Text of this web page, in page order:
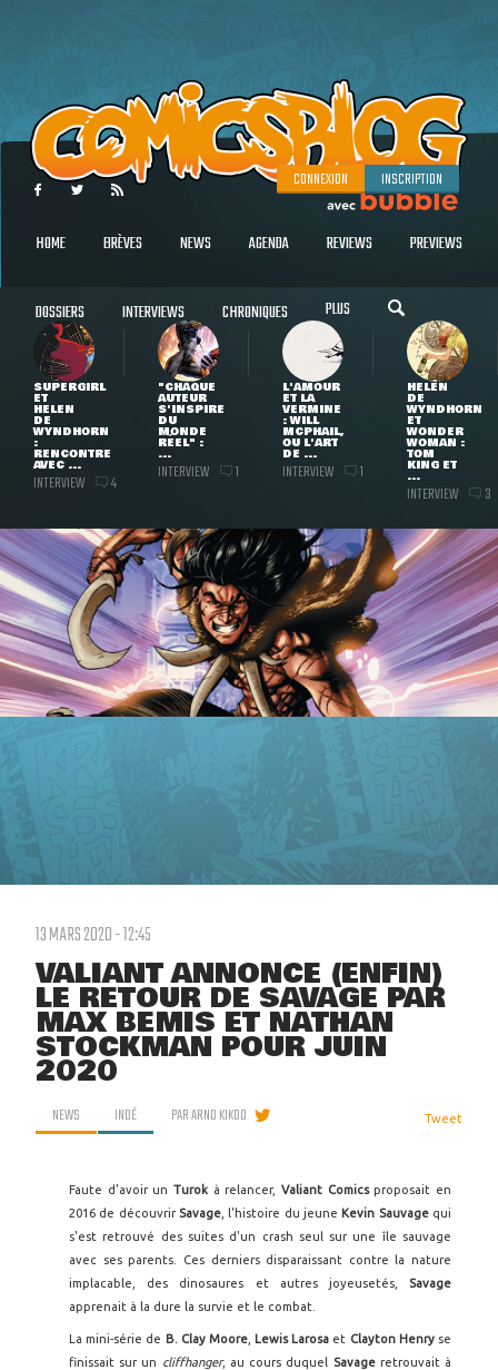
CONNEXION INSCRIPTION
HOME BRÈVES NEWS AGENDA REVIEWS PREVIEWS
DOSSIERS INTERVIEWS CHRONIQUES PLUS
SUPERGIRL
ET
HELEN
DE
WYNDHORN
:
RENCONTRE
AVEC ...
INTERVIEW 4
"CHAQUE
AUTEUR
S'INSPIRE
DU
MONDE
RÉEL" :
...
INTERVIEW 1
L'AMOUR
ET LA
VERMINE
: WILL
MCPHAIL,
OU L'ART
DE ...
INTERVIEW 1
HELEN
DE
WYNDHORN
ET
WONDER
WOMAN :
TOM
KING ET
...
INTERVIEW 3
13 MARS 2020 - 12:45
VALIANT ANNONCE (ENFIN)
LE RETOUR DE SAVAGE PAR
MAX BEMIS ET NATHAN
STOCKMAN POUR JUIN
2020
NEWS INDÉ PARARNO KIKOO Tweet
Faute d'avoir un Turok à relancer,Valiant Comicsproposait en
2016 de découvrir Savage , l'histoire du jeune Kevin Sauvagequi
s'est retrouvé des suites d'un crash seul sur une île sauvage
avec ses parents. Ces derniers disparaissant contre la nature
implacable, des dinosaures et autres joyeusetés, Savage
apprenait à la dure la survie et le combat.
La mini-série de B. Clay Moore, Lewis Larosa et Clayton Henry se
finissait sur un cliffhanger, au cours duquel Savage retrouvait à